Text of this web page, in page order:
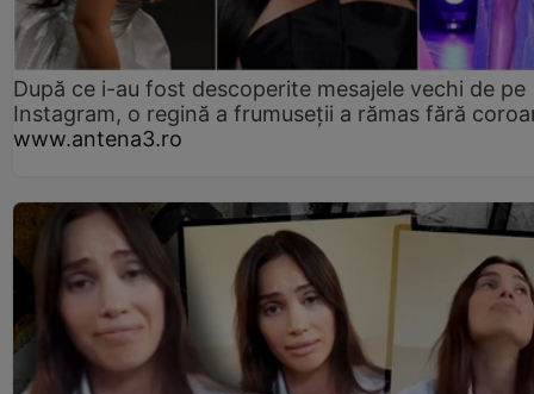
După ce i-au fost descoperite mesajele vechi de pe
Instagram, o regină a frumuseții a rămas fără
www.antena3.ro